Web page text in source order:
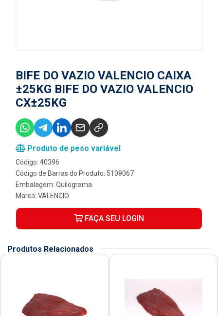
BIFE DO VAZIO VALENCIO CAIXA
±25KG BIFE DO VAZIO VALENCIO
CX±25KG
Produto de peso variável
Código: 40396
Código de Barras do Produto: 5109067
Embalagem: Quilograma
Marca: VALENCIO
FAÇA SEU LOGIN
Produtos Relacionados